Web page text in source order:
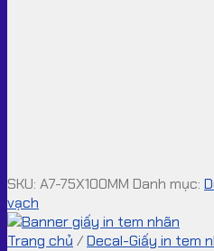
SKU: A7-75X100MM Danh mục:
vạch
Trang chủ /Decal-Giấy in tem